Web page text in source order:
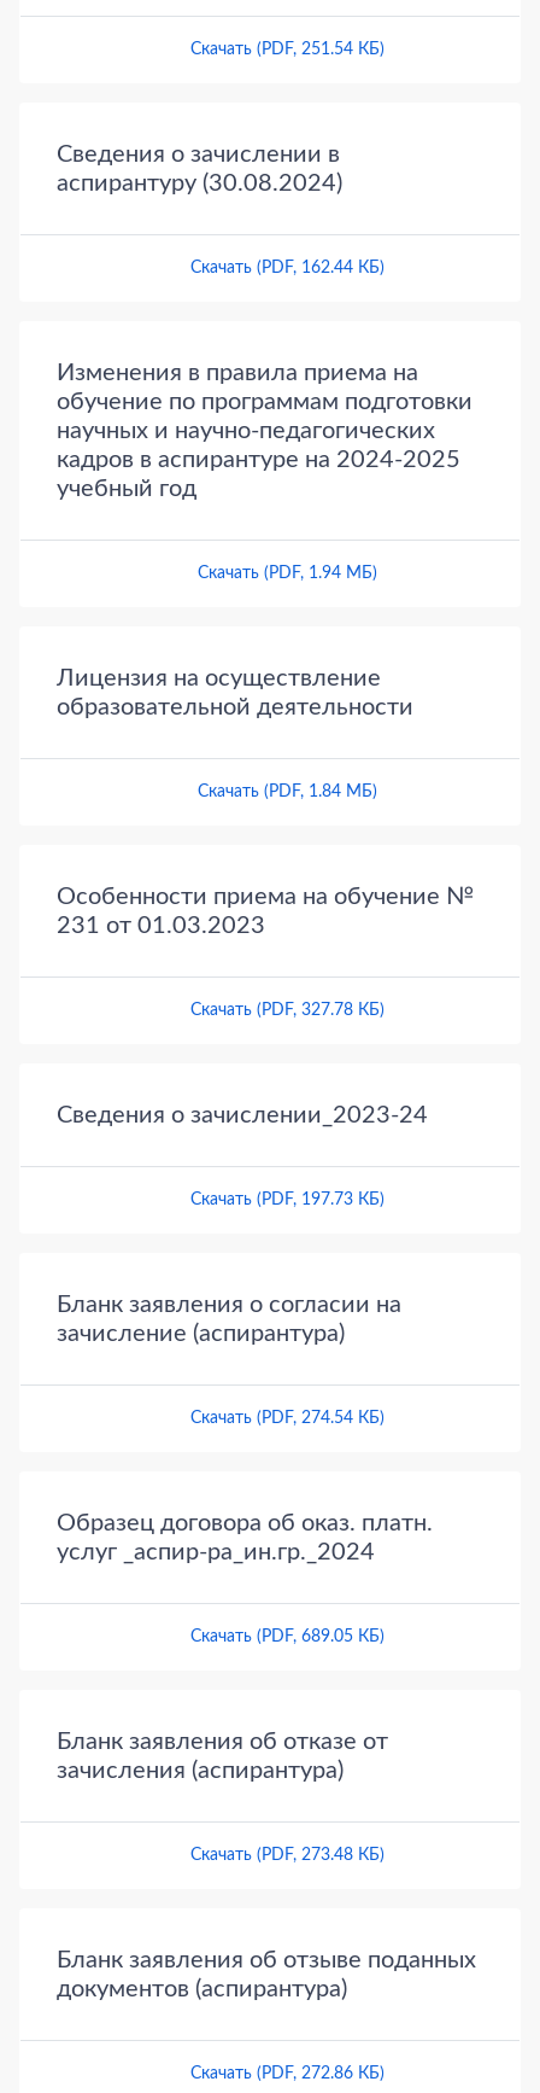
Скачать (PDF, 251.54 КБ)
Сведения о зачислении в
аспирантуру (30.08.2024)
Скачать (PDF, 162.44 КБ)
Изменения в правила приема на
обучение по программам подготовки
научных и научно-педагогических
кадров в аспирантуре на 2024-2025
учебный год
Скачать (PDF, 1.94 МБ)
Лицензия на осуществление
образовательной деятельности
Скачать (PDF, 1.84 МБ)
Особенности приема на обучение №
231 от 01.03.2023
Скачать (PDF, 327.78 КБ)
Сведения о зачислении_2023-24
Скачать (PDF, 197.73 КБ)
Бланк заявления о согласии на
зачисление (аспирантура)
Скачать (PDF, 274.54 КБ)
Образец договора об оказ. платн.
услуг _аспир-ра_ин.гр._2024
Скачать (PDF, 689.05 КБ)
Бланк заявления об отказе от
зачисления (аспирантура)
Скачать (PDF, 273.48 КБ)
Бланк заявления об отзыве поданных
документов (аспирантура)
Скачать (PDF, 272.86 КБ)